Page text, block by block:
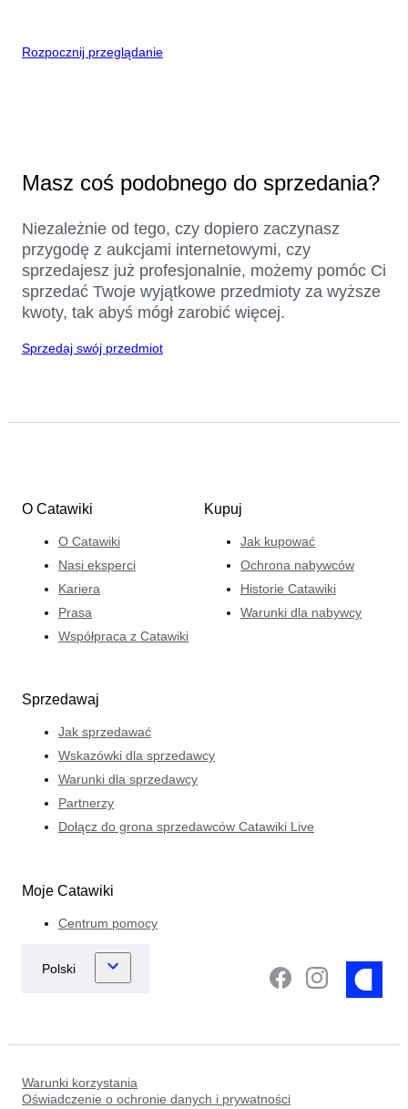
Rozpocznij przeglądanie
Masz coś podobnego do sprzedania?
Niezależnie od tego, czy dopiero zaczynasz
przygodę z aukcjami internetowymi, czy
sprzedajesz już profesjonalnie, możemy pomóc Ci
sprzedać Twoje wyjątkowe przedmioty za wyższe
kwoty, tak abyś mógł zarobić więcej.
Sprzedaj swój przedmiot
O Catawiki
O Catawiki
Nasi eksperci
Kariera
Prasa
Współpraca z Catawiki
Kupuj
Jak kupować
Ochrona nabywców
Historie Catawiki
Warunki dla nabywcy
Sprzedawaj
Jak sprzedawać
Wskazówki dla sprzedawcy
Warunki dla sprzedawcy
Partnerzy
Dołącz do grona sprzedawców Catawiki Live
Moje Catawiki
Centrum pomocy
Warunki korzystania
Oświadczenie o ochronie danych i prywatności